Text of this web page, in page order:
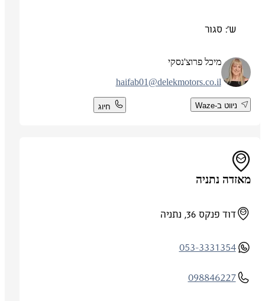
ש': סגור
מיכל פרוצ'נסקי
haifab01@delekmotors.co.il
ניווט ב-Waze חיוג
מאזדה נתניה
דוד פנקס 36, נתניה
053-3331354
098846227